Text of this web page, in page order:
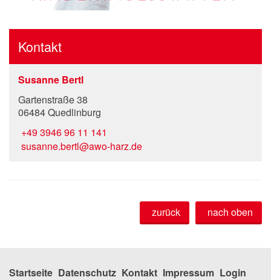
Kontakt
Susanne Bertl
Gartenstraße 38
06484 Quedlinburg
+49 3946 96 11 141
susanne.bertl@awo-harz.de
nach oben
zurück
Startseite Datenschutz Kontakt Impressum Login